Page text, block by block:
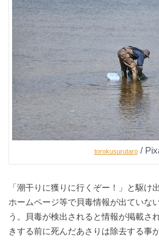
torokusurutaro/
「潮干りに獲りに行くぞー！」と駆け
ホームページ等で貝毒情報が出ていな
う。貝毒が検出されると情報が掲載さ
きする前に死んだあさりは除去する事